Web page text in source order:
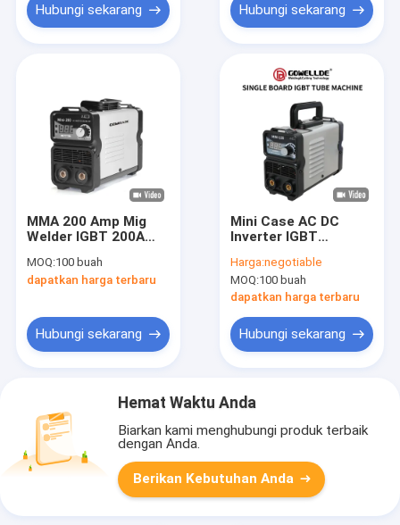
Hubungi sekarang Hubungi sekarang
MMA 200 Amp Mig
Welder IGBT 200A
220V GOWELLDE
MOQ:100 buah
dapatkan harga terbaru
Hubungi sekarang
Mini Case AC DC
Inverter IGBT
Welder 39A Untuk
Penggunaan Di
Rumah
Harga:negotiable
MOQ:100 buah
dapatkan harga terbaru
Hubungi sekarang
Hemat Waktu Anda
Biarkan kami menghubungi produk terbaik
dengan Anda.
Berikan Kebutuhan Anda